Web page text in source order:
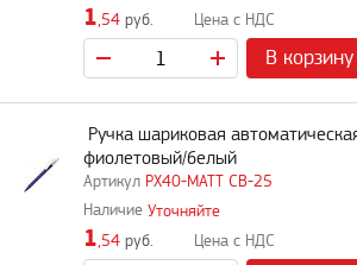
1,54 руб.
В корзину
PX40-MATT CB-25
Ручка шариковая
фиолетовый/белый
Уточняйте
1,54 руб.